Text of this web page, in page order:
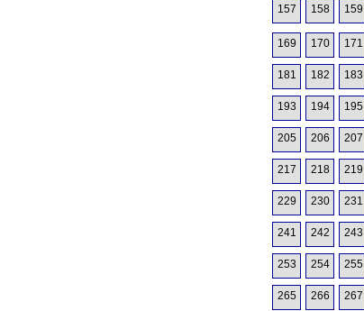
157 158 159
169 170 171
181 182 183
193 194 195
205 206 207
217 218 219
229 230 231
241 242 243
253 254 255
265 266 267